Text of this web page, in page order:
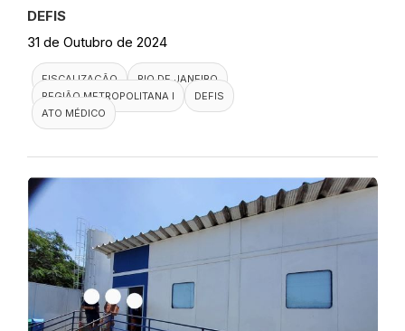
DEFIS
31 de Outubro de 2024
FISCALIZAÇÃO
RIO DE JANEIRO
REGIÃO METROPOLITANA I
DEFIS
ATO MÉDICO